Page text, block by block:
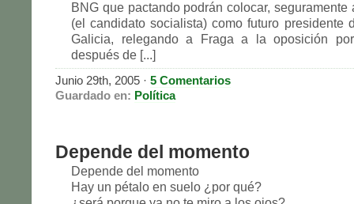
BNG que pactando podrán colocar, seguramente
(el candidato socialista) como futuro presidente
Galicia, relegando a Fraga a la oposición
después de [...]
Junio 29th, 2005 · 5 Comentarios
Guardado en: Política
Depende del momento
Depende del momento
Hay un pétalo en suelo ¿por qué?